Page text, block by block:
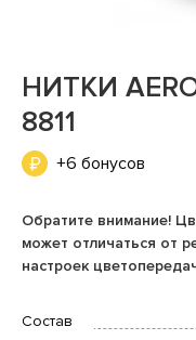
НИТКИ
8811
+6 бонусов
Обратите внимание!
может отличаться от
настроек
Состав